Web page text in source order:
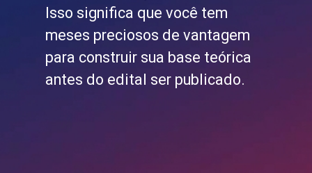
Isso significa que você tem
meses preciosos de vantagem
para construir sua base teórica
antes do edital ser publicado.